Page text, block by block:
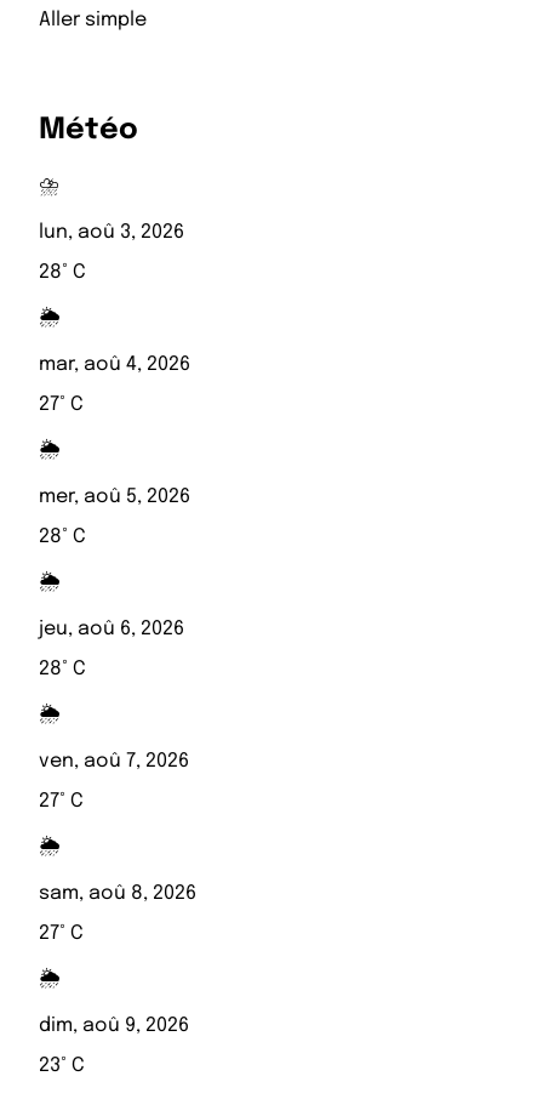
Aller simple
Météo
⛈️
lun, aoû 3, 2026
28° C
🌦️
mar, aoû 4, 2026
27° C
🌦️
mer, aoû 5, 2026
28° C
🌦️
jeu, aoû 6, 2026
28° C
🌦️
ven, aoû 7, 2026
27° C
🌦️
sam, aoû 8, 2026
27° C
🌦️
dim, aoû 9, 2026
23° C